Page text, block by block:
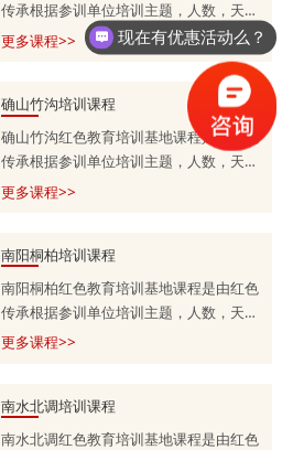
传承根据参训单位培训主题，人数，天
数，预算等量身定制的，培训课程方案分
为一天，两天到五天不等，具体按参训单
13303715399.
更多课程>>
确山竹沟培训课程
确山竹沟红色教育培训基地课程是由红色
传承根据参训单位培训主题，人数，天
数，预算等量身定制的，培训课程方案分
13303715399.
更多课程>>
南阳桐柏培训课程
南阳桐柏红色教育培训基地课程是由红色
传承根据参训单位培训主题，人数，天
数，预算等量身定制的，培训课程方案分
13303715399.
更多课程>>
南水北调培训课程
南水北调红色教育培训基地课程是由红色
现在有优惠活动么？